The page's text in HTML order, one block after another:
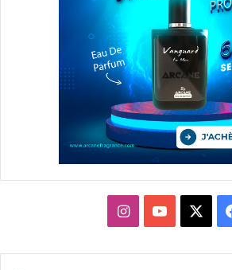
فيسبوك يوتيوبانستقرام